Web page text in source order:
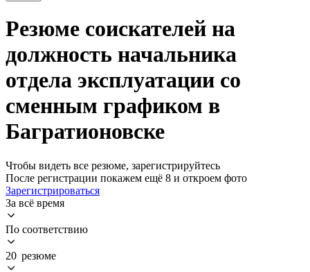
Резюме соискателей на
должность начальника
отдела эксплуатации со
сменным графиком в
Багратионовске
Чтобы видеть все резюме, зарегистрируйтесь
После регистрации покажем ещё 8 и откроем фото
Зарегистрироваться
За всё время
По соответствию
20 резюме